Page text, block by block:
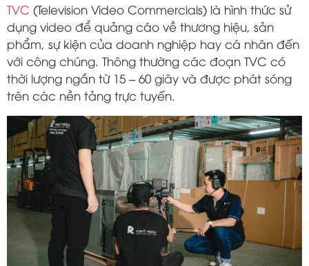
TVC (Television Video Commercials) là hình thức sử
dụng video để quảng cáo về thương hiệu, sản
phẩm, sự kiện của doanh nghiệp hay cá nhân đến
với công chúng. Thông thường các đoạn TVC có
thời lượng ngắn từ 15 – 60 giây và được phát sóng
trên các nền tảng trực tuyến.